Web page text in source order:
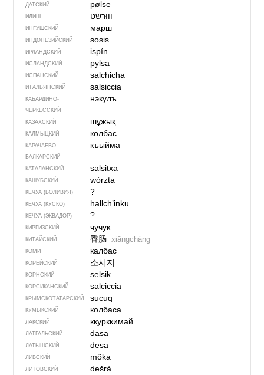
ДАТСКИЙ pølse
ИДИШ
ИНГУШСКИЙ марш
ИНДОНЕЗИЙСКИЙ sosis
ИРЛАНДСКИЙ ispín
ИСЛАНДСКИЙ pylsa
ИСПАНСКИЙ salchicha
ИТАЛЬЯНСКИЙ salsiccia
КАБАРДИНО-
ЧЕРКЕССКИЙ
нэкулъ
КАЗАХСКИЙ шұжық
КАЛМЫЦКИЙ колбас
КАРАЧАЕВО-
БАЛКАРСКИЙ
къыйма
КАТАЛАНСКИЙ salsitxa
КАШУБСКИЙ wòrzta
КЕЧУА (БОЛИВИЯ) ?
КЕЧУА (КУСКО) hallch’inku
КЕЧУА (ЭКВАДОР) ?
КИРГИЗСКИЙ чучук
КИТАЙСКИЙ 香肠 xiāngcháng
КОМИ калбас
КОРЕЙСКИЙ 소시지
КОРНСКИЙ selsik
КОРСИКАНСКИЙ salciccia
КРЫМСКО­ТАТАРСКИЙ sucuq
КУМЫКСКИЙ колбаса
ЛАКСКИЙ ккурккимай
ЛАТГАЛЬСКИЙ dasa
ЛАТЫШСКИЙ desa
ЛИВСКИЙ mȭka
ЛИТОВСКИЙ dešrà